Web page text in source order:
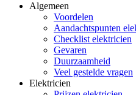
Algemeen
Voordelen
Aandachtspunten
Checklist elektricien
Gevaren
Duurzaamheid
Veel gestelde vragen
Elektricien